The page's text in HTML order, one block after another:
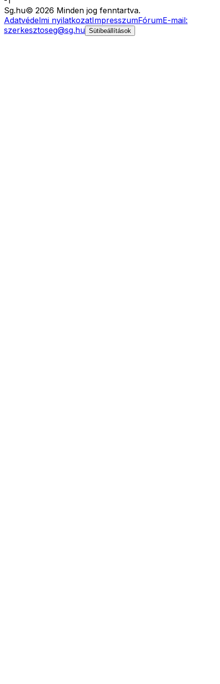
Sg.hu© 2026 Minden jog fenntartva.
Adatvédelmi nyilatkozatImpresszumFórumE-mail:
szerkesztoseg@sg.hu Sütibeállítások